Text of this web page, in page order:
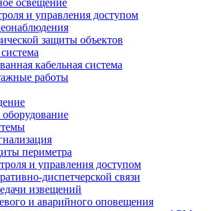
освещение
и управления доступом
защиты объектов
кабельная система
работы
периметра
и управления доступом
диспетчерской связи
извещений
и аварийного оповещения